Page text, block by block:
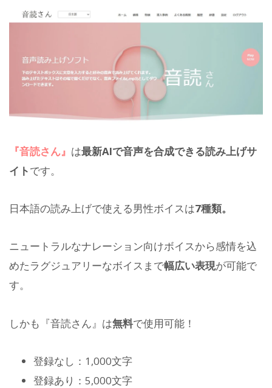
『音読さん』 は最新AIで音声を合成できる読み上げサ
イトです。
日本語の読み上げで使える男性ボイスは7種類。
ニュートラルなナレーション向けボイスから感情を込
めたラグジュアリーなボイスまで幅広い表現が可能で
す。
しかも『音読さん』は無料で使用可能！
登録なし：1,000文字
登録あり：5,000文字